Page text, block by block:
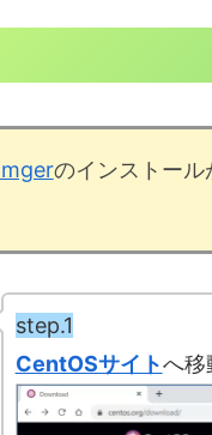
のインストール
step.1
CentOSサイトへ移